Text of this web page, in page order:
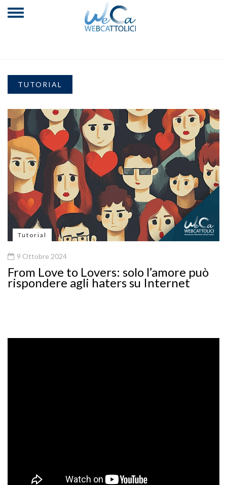
TUTORIAL
Tutorial
9 Ottobre 2024
From Love to Lovers: solo l’amore può
rispondere agli haters su Internet